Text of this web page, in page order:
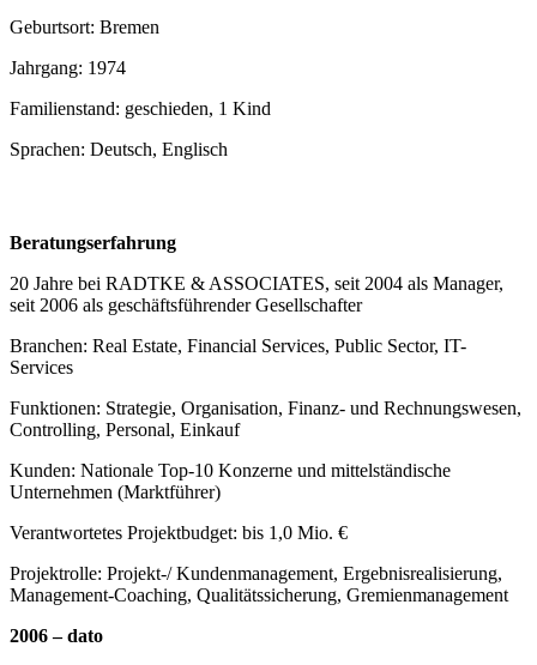
Geburtsort: Bremen
Jahrgang: 1974
Familienstand: geschieden, 1 Kind
Sprachen: Deutsch, Englisch
Beratungserfahrung
20 Jahre bei RADTKE & ASSOCIATES, seit 2004 als Manager,
seit 2006 als geschäftsführender Gesellschafter
Branchen: Real Estate, Financial Services, Public Sector, IT-
Services
Funktionen: Strategie, Organisation, Finanz- und Rechnungswesen,
Controlling, Personal, Einkauf
Kunden: Nationale Top-10 Konzerne und mittelständische
Unternehmen (Marktführer)
Verantwortetes Projektbudget: bis 1,0 Mio. €
Projektrolle: Projekt-/ Kundenmanagement, Ergebnisrealisierung,
Management-Coaching, Qualitätssicherung, Gremienmanagement
2006 – dato